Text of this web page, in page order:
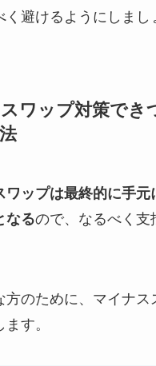
く避けるようにしまし
ワップ対策でき
ワップは最終的に手元
なるので、なるべく支
方のために、マイナス
す。